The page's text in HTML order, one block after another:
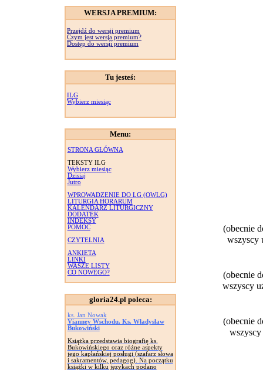
WERSJA PREMIUM:
Przejdź do wersji premium
Czym jest wersja premium?
Dostęp do wersji premium
Tu jesteś:
ILG
Wybierz miesiąc
Menu:
STRONA GŁÓWNA
TEKSTY ILG
Wybierz miesiąc
Dzisiaj
Jutro
WPROWADZENIE DO LG (OWLG)
LITURGIA HORARUM
KALENDARZ LITURGICZNY
DODATEK
INDEKSY
POMOC
CZYTELNIA
ANKIETA
LINKI
WASZE LISTY
CO NOWEGO?
gloria24.pl poleca:
ks. Jan Nowak
Vianney Wschodu. Ks. Władysław
Bukowiński
Książka przedstawia biografię ks.
Bukowińskiego oraz różne aspekty
jego kapłańskiej posługi (szafarz słowa
i sakramentów, pedagog). Na początku
książki w kilku językach podano
(obecnie
wszyscy
(obecnie
wszyscy
(obecnie